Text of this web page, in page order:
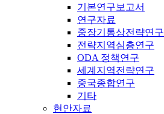
기본연구보고서
연구자료
중장기통상전략연구
전략지역심층연구
ODA 정책연구
세계지역전략연구
중국종합연구
기타
현안자료